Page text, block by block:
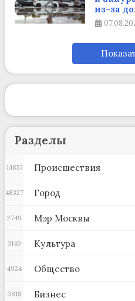
из-за
Разделы
Происшествия
14857
Город
48327
Мэр Москвы
2749
Культура
3140
Общество
4924
Бизнес
3818